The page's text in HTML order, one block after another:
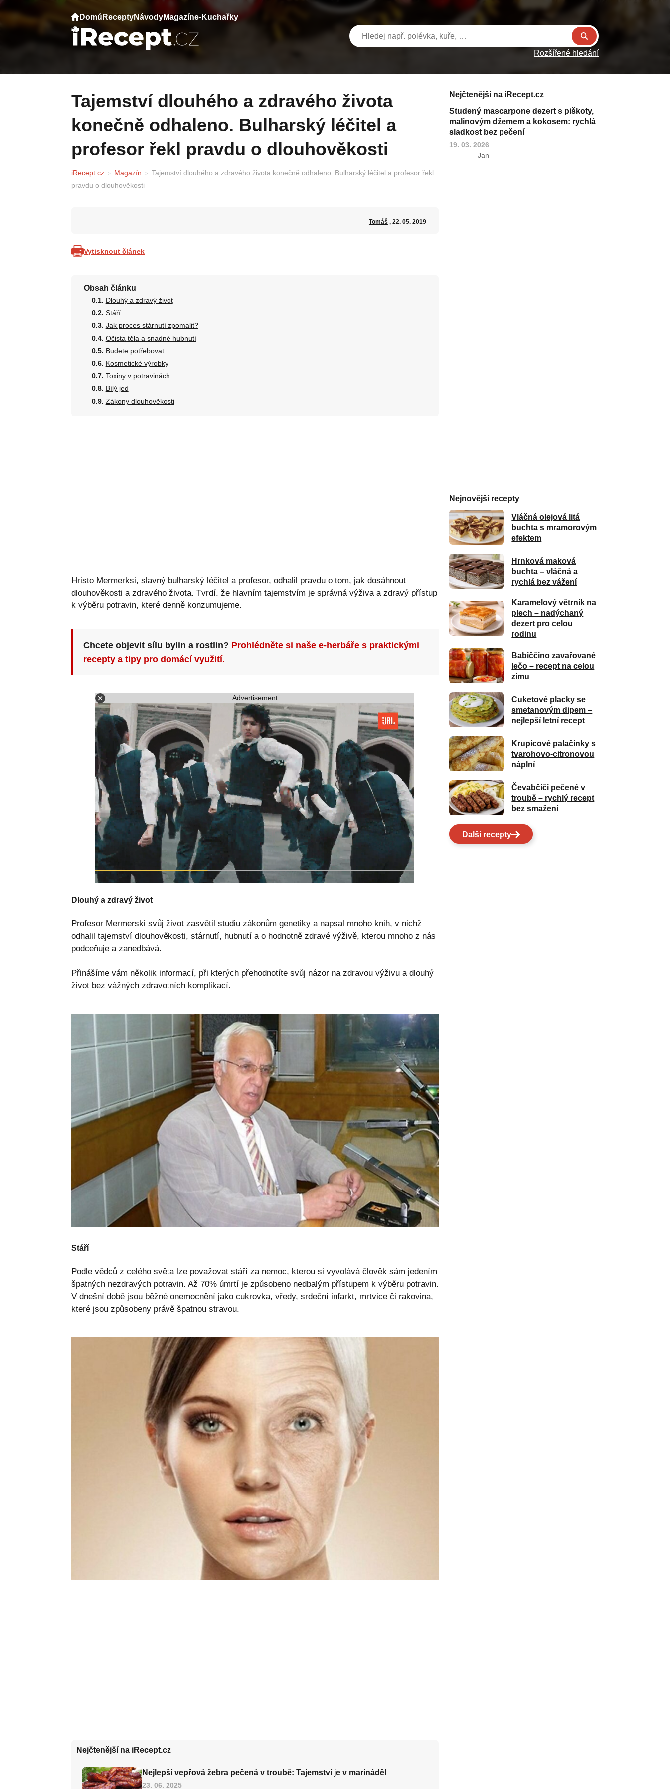
Domů ReceptyNávodyMagazíne-Kuchařky
Rozšířené hledání
Tajemství dlouhého a zdravého života
konečně odhaleno. Bulharský léčitel a
profesor řekl pravdu o dlouhověkosti
iRecept.cz Magazín
Tajemství dlouhého a zdravého života konečně odhaleno. Bulharský léčitel a profesor řekl
pravdu o dlouhověkosti
Tomáš , 22. 05. 2019
Vytisknout článek
Obsah článku
Dlouhý a zdravý život
Stáří
Jak proces stárnutí zpomalit?
Očista těla a snadné hubnutí
Budete potřebovat
Kosmetické výrobky
Toxiny v potravinách
Bílý jed
Zákony dlouhověkosti
Hristo Mermerksi, slavný bulharský léčitel a profesor, odhalil pravdu o tom, jak dosáhnout
dlouhověkosti a zdravého života. Tvrdí, že hlavním tajemstvím je správná výživa a zdravý přístup
k výběru potravin, které denně konzumujeme.
Chcete objevit sílu bylin a rostlin? Prohlédněte si naše e-herbáře s praktickými
recepty a tipy pro domácí využití.
Advertisement
Dlouhý a zdravý život
Profesor Mermerski svůj život zasvětil studiu zákonům genetiky a napsal mnoho knih, v nichž
odhalil tajemství dlouhověkosti, stárnutí, hubnutí a o hodnotně zdravé výživě, kterou mnoho z nás
podceňuje a zanedbává.
Přinášíme vám několik informací, při kterých přehodnotíte svůj názor na zdravou výživu a dlouhý
život bez vážných zdravotních komplikací.
Stáří
Podle vědců z celého světa lze považovat stáří za nemoc, kterou si vyvolává člověk sám jedením
špatných nezdravých potravin. Až 70% úmrtí je způsobeno nedbalým přístupem k výběru potravin.
V dnešní době jsou běžné onemocnění jako cukrovka, vředy, srdeční infarkt, mrtvice či rakovina,
které jsou způsobeny právě špatnou stravou.
Nejčtenější na iRecept.cz
Nejlepší vepřová žebra pečená v troubě: Tajemství je v marinádě!
23. 06. 2025
Nejčtenější na iRecept.cz
Studený mascarpone dezert s piškoty,
malinovým džemem a kokosem: rychlá
sladkost bez pečení
19. 03. 2026
Jan
Nejnovější recepty
Vláčná olejová litá
buchta s mramorovým
efektem
Hrnková maková
buchta – vláčná a
rychlá bez vážení
Karamelový větrník na
plech – nadýchaný
dezert pro celou
rodinu
Babiččino zavařované
lečo – recept na celou
zimu
Cuketové placky se
smetanovým dipem –
nejlepší letní recept
Krupicové palačinky s
tvarohovo-citronovou
náplní
Čevabčiči pečené v
troubě – rychlý recept
bez smažení
Další recepty